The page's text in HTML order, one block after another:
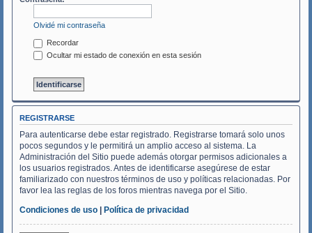
Olvidé mi contraseña
Recordar
Ocultar mi estado de conexión en esta sesión
REGISTRARSE
Para autenticarse debe estar registrado. Registrarse tomará solo unos
pocos segundos y le permitirá un amplio acceso al sistema. La
Administración del Sitio puede además otorgar permisos adicionales a
los usuarios registrados. Antes de identificarse asegúrese de estar
familiarizado con nuestros términos de uso y políticas relacionadas. Por
favor lea las reglas de los foros mientras navega por el Sitio.
Condiciones de uso | Política de privacidad